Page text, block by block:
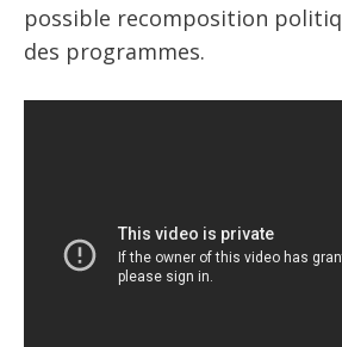
possible recomposition
des programmes.